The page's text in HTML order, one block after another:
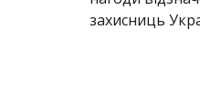
захисниць